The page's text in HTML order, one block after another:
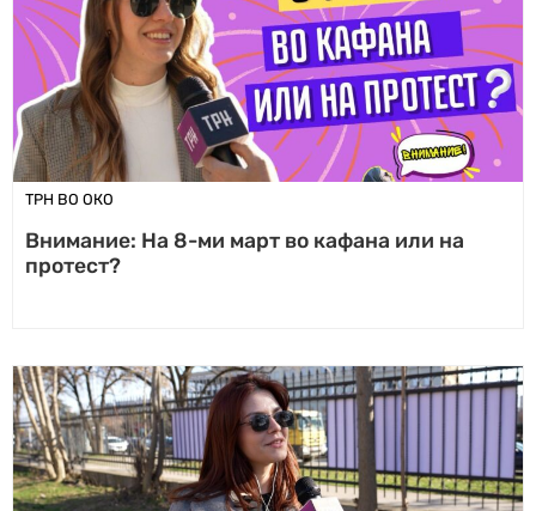
ТРН ВО ОКО
Внимание: На 8-ми март во кафана или на
протест?